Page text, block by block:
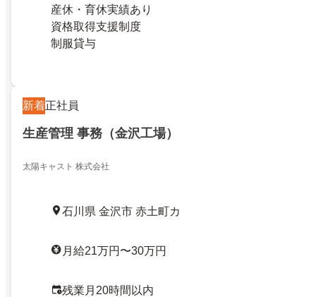
産休・育休実績あり
資格取得支援制度
制服貸与
新着正社員
生産管理 事務（金沢工場）
太陽キャスト 株式会社
石川県 金沢市 赤土町カ
月給21万円〜30万円
残業月20時間以内